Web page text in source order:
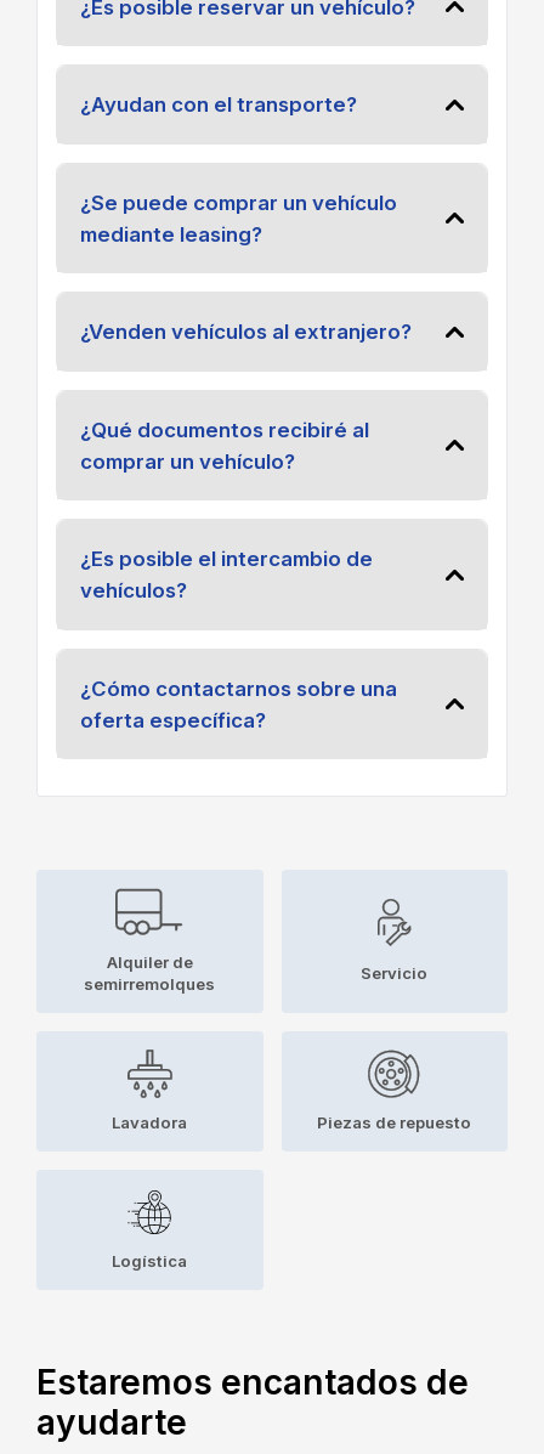
¿Es posible reservar un vehículo?
¿Ayudan con el transporte?
¿Se puede comprar un vehículo
mediante leasing?
¿Venden vehículos al extranjero?
¿Qué documentos recibiré al
comprar un vehículo?
¿Es posible el intercambio de
vehículos?
¿Cómo contactarnos sobre una
oferta específica?
Alquiler de
semirremolques
Servicio
Lavadora Piezas de repuesto
Logística
Estaremos encantados de
ayudarte